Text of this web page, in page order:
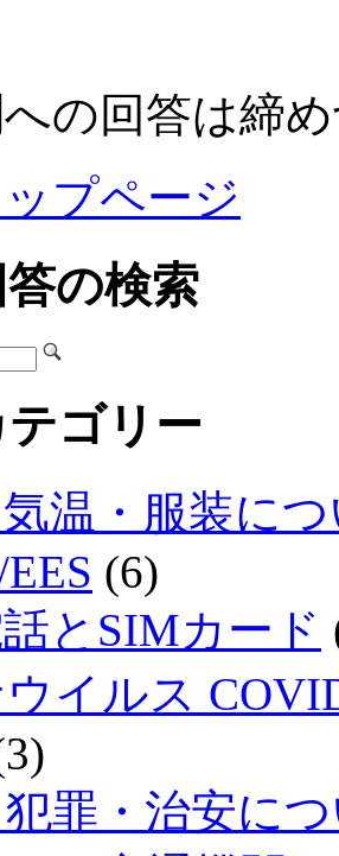
の回答は締
プページ
の検索
ゴリー
温・服装に
(6)
とSIMカード
イルス
罪・治安に